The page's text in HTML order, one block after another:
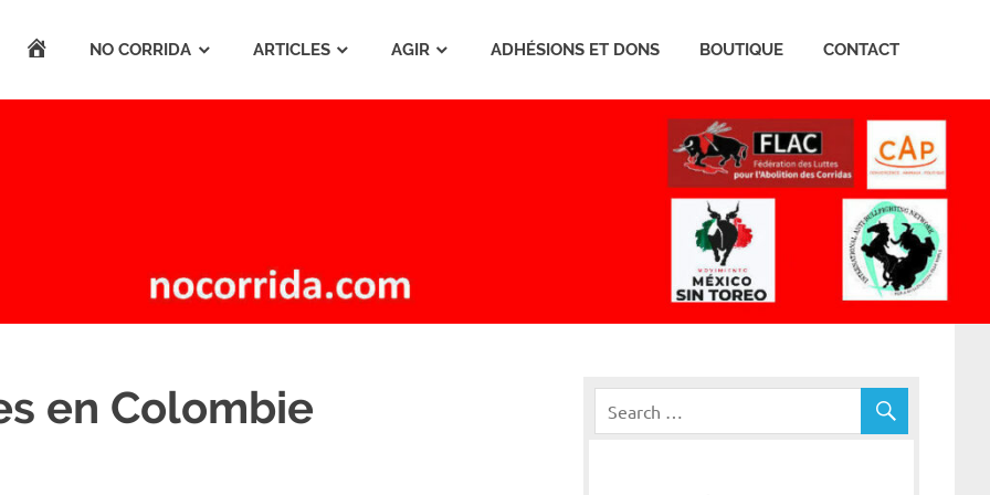
ACCUEILNO CORRIDA ARTICLES AGIR ADHÉSIONS ET DONS BOUTIQUE CONTACT
en Colombie